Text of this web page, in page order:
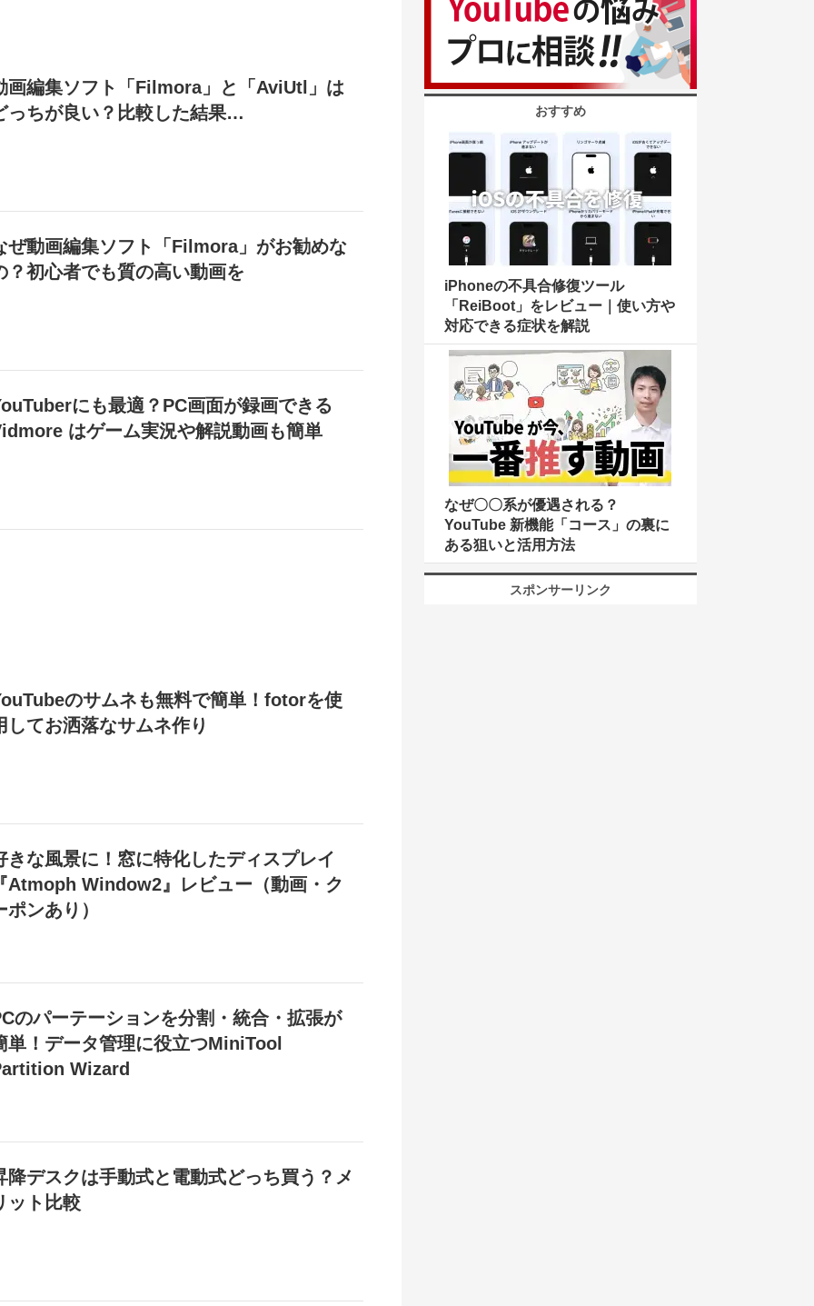
画編集ソフト「Filmora」と「AviUtl」は
っちが良い？比較した結果…
ぜ動画編集ソフト「Filmora」がお勧めな
？初心者でも質の高い動画を
にも最適？PC画面が録画できる
はゲーム実況や解説動画も簡単
のサムネも無料で簡単！fotorを使
してお洒落なサムネ作り
きな風景に！窓に特化したディスプレイ
Atmoph Window2』レビュー（動画・ク
ポンあり）
のパーテーションを分割・統合・拡張が
単！データ管理に役立つMiniTool
Wizard
降デスクは手動式と電動式どっち買う？メ
ット比較
おすすめ
iPhoneの不具合修復ツール
「ReiBoot」をレビュー｜使い方や
対応できる症状を解説
なぜ〇〇系が優遇される？
YouTube 新機能「コース」の裏に
ある狙いと活用方法
スポンサーリンク